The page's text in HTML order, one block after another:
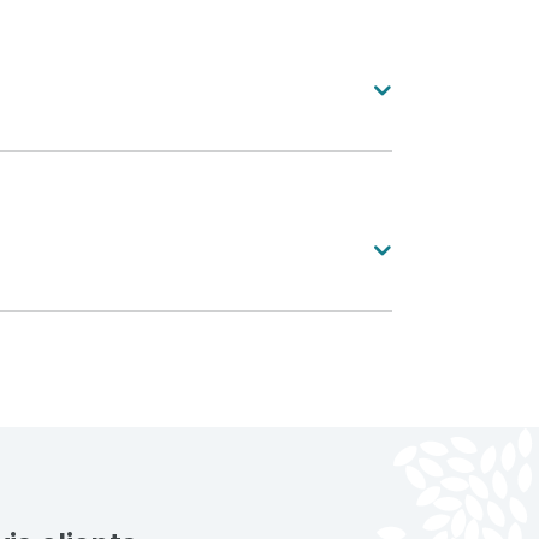
antique Timeless rust
est simple et nécessite